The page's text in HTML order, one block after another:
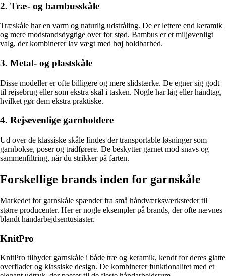
2. Træ- og bambusskåle
Træskåle har en varm og naturlig udstråling. De er lettere end keramik
og mere modstandsdygtige over for stød. Bambus er et miljøvenligt
valg, der kombinerer lav vægt med høj holdbarhed.
3. Metal- og plastskåle
Disse modeller er ofte billigere og mere slidstærke. De egner sig godt
til rejsebrug eller som ekstra skål i tasken. Nogle har låg eller håndtag,
hvilket gør dem ekstra praktiske.
4. Rejsevenlige garnholdere
Ud over de klassiske skåle findes der transportable løsninger som
garnbokse, poser og trådførere. De beskytter garnet mod snavs og
sammenfiltring, når du strikker på farten.
Forskellige brands inden for garnskåle
Markedet for garnskåle spænder fra små håndværksværksteder til
større producenter. Her er nogle eksempler på brands, der ofte nævnes
blandt håndarbejdsentusiaster.
KnitPro
KnitPro tilbyder garnskåle i både træ og keramik, kendt for deres glatte
overflader og klassiske design. De kombinerer funktionalitet med et